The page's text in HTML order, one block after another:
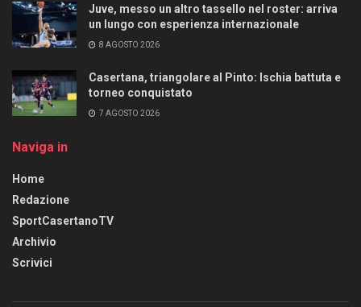
Juve, messo un altro tassello nel roster: arriva
un lungo con esperienza internazionale
8 AGOSTO 2026
Casertana, triangolare al Pinto: Ischia battuta e
torneo conquistato
7 AGOSTO 2026
Naviga in
Home
Redazione
SportCasertanoTV
Archivio
Scrivici